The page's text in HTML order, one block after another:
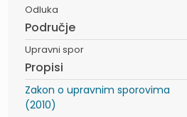
Odluka
Područje
Upravni spor
Propisi
Zakon o upravnim sporovima
(2010)